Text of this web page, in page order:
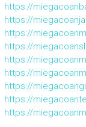
https://
https://
https://
https://
https://
https://
https://
https://
https://